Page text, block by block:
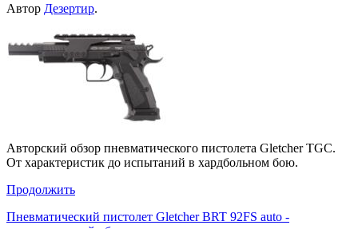
Автор Дезертир.
Авторский обзор пневматического пистолета Gletcher TGC.
От характеристик до испытаний в хардбольном бою.
Продолжить
Пневматический пистолет Gletcher BRT 92FS auto -